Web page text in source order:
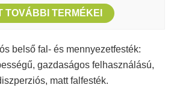
TOVÁBBI TERMÉKEI
belső fal- és mennyezetfesték:
gazdaságos felhasználású,
matt falfesték.